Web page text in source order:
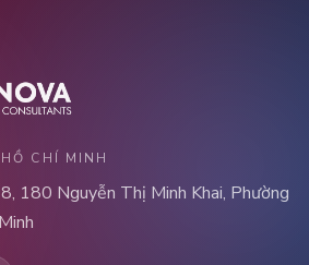
CHÍ MINH
180 Nguyễn Thị Minh Khai, Phường